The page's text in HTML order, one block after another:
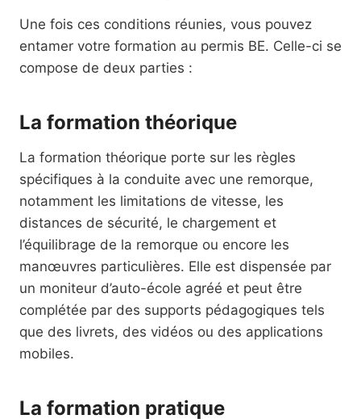
Une fois ces conditions réunies, vous pouvez
entamer votre formation au permis BE. Celle-ci se
compose de deux parties :
La formation théorique
La formation théorique porte sur les règles
spécifiques à la conduite avec une remorque,
notamment les limitations de vitesse, les
distances de sécurité, le chargement et
l’équilibrage de la remorque ou encore les
manœuvres particulières. Elle est dispensée par
un moniteur d’auto-école agréé et peut être
complétée par des supports pédagogiques tels
que des livrets, des vidéos ou des applications
mobiles.
La formation pratique